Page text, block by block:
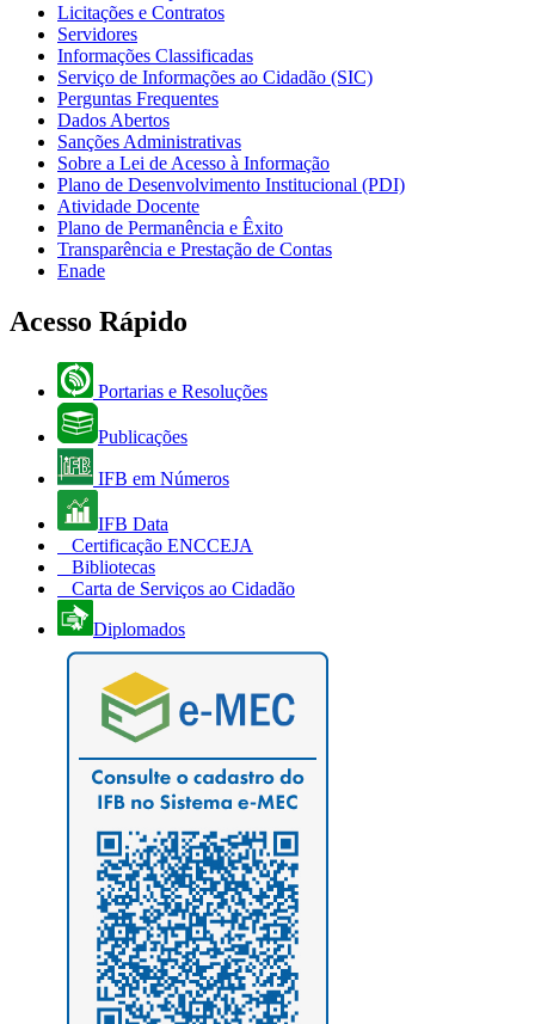
Licitações e Contratos
Servidores
Informações Classificadas
Serviço de Informações ao Cidadão (SIC)
Perguntas Frequentes
Dados Abertos
Sanções Administrativas
Sobre a Lei de Acesso à Informação
Plano de Desenvolvimento Institucional (PDI)
Atividade Docente
Plano de Permanência e Êxito
Transparência e Prestação de Contas
Enade
Acesso Rápido
Portarias e Resoluções
Publicações
IFB em Números
IFB Data
Certificação ENCCEJA
Bibliotecas
Carta de Serviços ao Cidadão
Diplomados